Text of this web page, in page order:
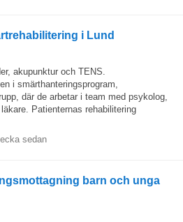
i Lund
akupunktur och TENS.
i smärthanteringsprogram,
där de arbetar i team med psykolog,
Patienternas rehabilitering
sedan
barn och unga